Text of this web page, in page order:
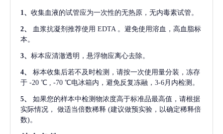
1 、 收集血液的试管应为一次性的无热原，无内毒素试管。
2、 血浆抗凝剂推荐使用 EDTA 。避免使用溶血，高血脂标
本。
3、 标本应清澈透明，悬浮物应离心去除。
4、
标本收集后若不及时检测，请按一次使用量分装，冻存
于 -20 ℃ , -70 ℃电冰箱内，避免反复冻融，3-6月内检测。
5、
如果您的样本中检测物浓度高于标准品最高值，请根据
实际情况，
做适当倍数稀释 (建议做预实验，以确定稀释倍
数)。